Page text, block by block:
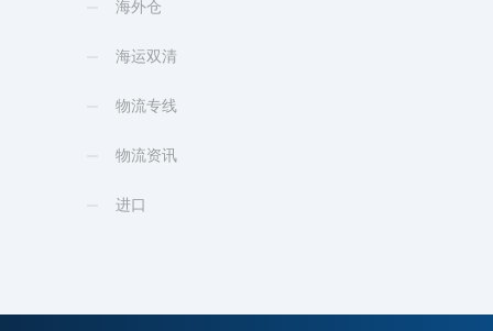
海外仓
海运双清
物流专线
物流资讯
进口